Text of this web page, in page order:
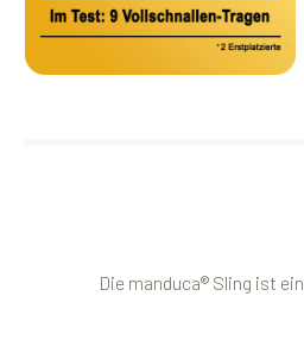
Die manduca® Sling ist ein